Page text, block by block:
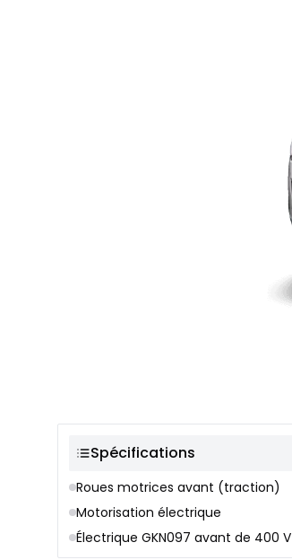
Spécifications
Roues motrices avant (traction)
Motorisation électrique
Électrique GKN097 avant de 400 V